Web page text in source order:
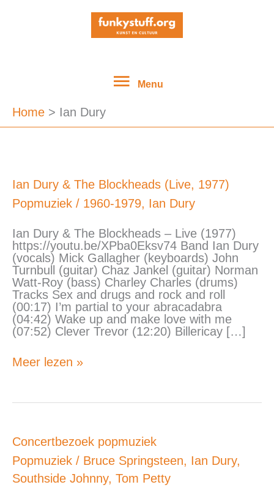
Menu
Menu
Home Ian Dury
Ian Dury & The Blockheads (Live, 1977)
Popmuziek / 1960-1979, Ian Dury
Ian Dury & The Blockheads – Live (1977)
https://youtu.be/XPba0Eksv74 Band Ian Dury
(vocals) Mick Gallagher (keyboards) John
Turnbull (guitar) Chaz Jankel (guitar) Norman
Watt-Roy (bass) Charley Charles (drums)
Tracks Sex and drugs and rock and roll
(00:17) I’m partial to your abracadabra
(04:42) Wake up and make love with me
(07:52) Clever Trevor (12:20) Billericay […]
Ian
&
Blockheads
(Live,
1977)
Meer lezen »
Concertbezoek popmuziek
Popmuziek / Bruce Springsteen, Ian Dury,
Southside Johnny, Tom Petty
Concertbezoek